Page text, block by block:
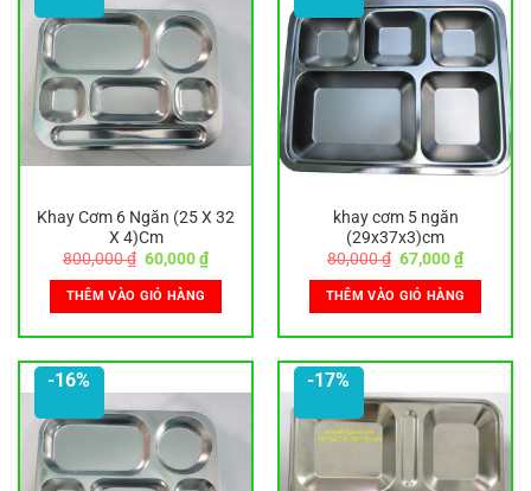
Khay Cơm 6 Ngăn (25 X 32
X 4)Cm
800,000₫ Giá
gốc
là:
800,000 ₫.
60,000₫Giá
hiện
60,000 ₫.
THÊM VÀO GIỎ HÀNG
khay cơm 5 ngăn
(29x37x3)cm
80,000₫ Giá
gốc
là:
80,000 ₫.
67,000₫Giá
hiện
tại
là:
67,000 ₫.
THÊM VÀO GIỎ HÀNG
-16% -17%